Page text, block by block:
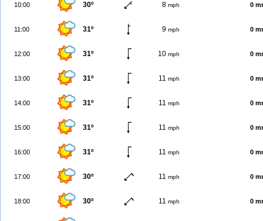
10:00 30º 8 mph 0
11:00 31º 9 mph 0
12:00 31º 10 mph 0
13:00 31º 11 mph 0
14:00 31º 11 mph 0
15:00 31º 11 mph 0
16:00 31º 11 mph 0
17:00 30º 11 mph 0
18:00 30º 11 mph 0